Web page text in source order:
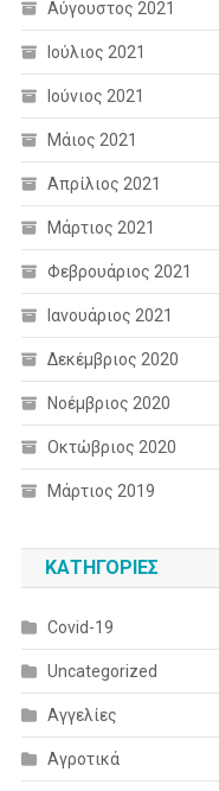
Αύγουστος 2021
Ιούλιος 2021
Ιούνιος 2021
Μάιος 2021
Απρίλιος 2021
Μάρτιος 2021
Φεβρουάριος 2021
Ιανουάριος 2021
Δεκέμβριος 2020
Νοέμβριος 2020
Οκτώβριος 2020
Μάρτιος 2019
KΑΤΗΓΟΡΊΕΣ
Covid-19
Uncategorized
Αγγελίες
Αγροτικά